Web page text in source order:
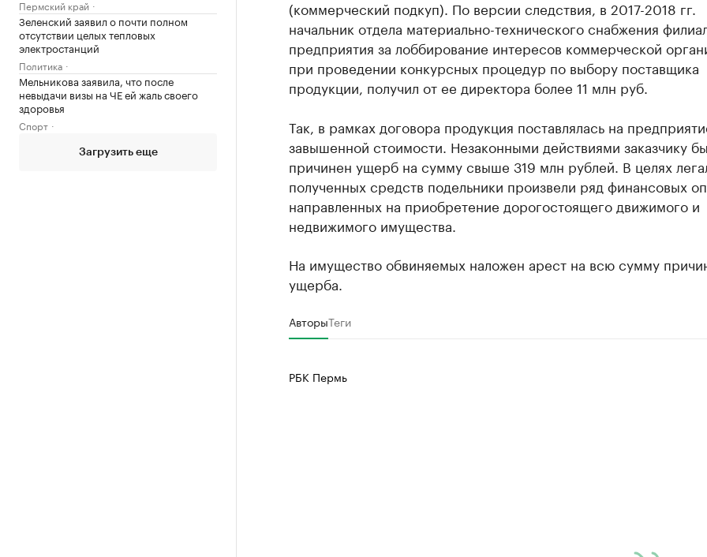
Пермский край
Зеленский заявил о почти полном
отсутствии целых тепловых
электростанций
Политика
Мельникова заявила, что после
невыдачи визы на ЧЕ ей жаль своего
здоровья
Спорт
Загрузить еще
(коммерческий подкуп). По версии следствия, в 2017-2018 гг.
начальник отдела материально-технического снабжения
предприятия за лоббирование интересов коммерческой
при проведении конкурсных процедур по выбору поставщика
продукции, получил от ее директора более 11 млн руб.
Так, в рамках договора продукция поставлялась на
завышенной стоимости. Незаконными действиями заказчику
причинен ущерб на сумму свыше 319 млн рублей. В целях
полученных средств подельники произвели ряд финансовых
направленных на приобретение дорогостоящего движимого и
недвижимого имущества.
На имущество обвиняемых наложен арест на всю сумму
ущерба.
АвторыТеги
РБК Пермь